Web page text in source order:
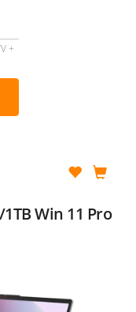
+
1TB Win 11 Pro